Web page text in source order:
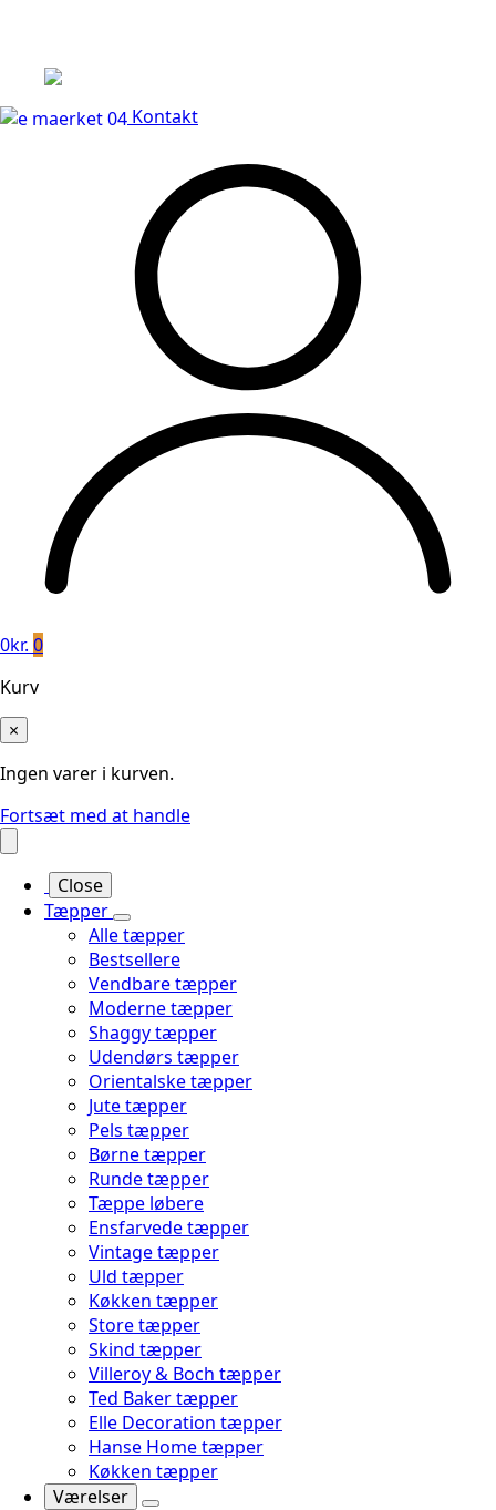
Kontakt
0kr. 0
Kurv
×
Ingen varer i kurven.
Fortsæt med at handle
Close
Tæpper
Alle tæpper
Bestsellere
Vendbare tæpper
Moderne tæpper
Shaggy tæpper
Udendørs tæpper
Orientalske tæpper
Jute tæpper
Pels tæpper
Børne tæpper
Runde tæpper
Tæppe løbere
Ensfarvede tæpper
Vintage tæpper
Uld tæpper
Køkken tæpper
Store tæpper
Skind tæpper
Villeroy & Boch tæpper
Ted Baker tæpper
Elle Decoration tæpper
Hanse Home tæpper
Køkken tæpper
Værelser